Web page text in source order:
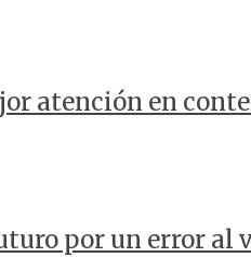
atención en
por un error al